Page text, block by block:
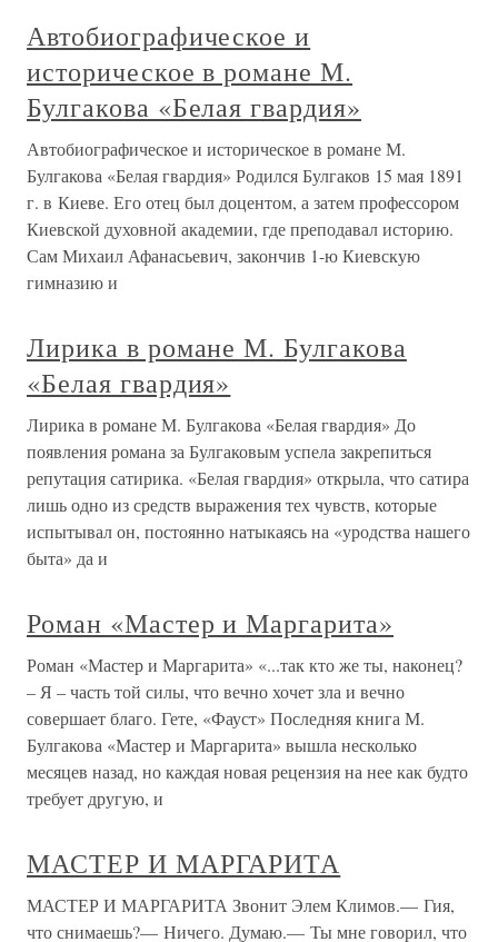
Автобиографическое и
историческое в романе М.
Булгакова «Белая гвардия»
Автобиографическое и историческое в романе М.
Булгакова «Белая гвардия» Родился Булгаков 15 мая 1891
г. в Киеве. Его отец был доцентом, а затем профессором
Киевской духовной академии, где преподавал историю.
Сам Михаил Афанасьевич, закончив 1-ю Киевскую
гимназию и
Лирика в романе М. Булгакова
«Белая гвардия»
Лирика в романе М. Булгакова «Белая гвардия» До
появления романа за Булгаковым успела закрепиться
репутация сатирика. «Белая гвардия» открыла, что сатира
лишь одно из средств выражения тех чувств, которые
испытывал он, постоянно натыкаясь на «уродства нашего
быта» да и
Роман «Мастер и Маргарита»
Роман «Мастер и Маргарита» «...так кто же ты, наконец?
– Я – часть той силы, что вечно хочет зла и вечно
совершает благо. Гете, «Фауст» Последняя книга М.
Булгакова «Мастер и Маргарита» вышла несколько
месяцев назад, но каждая новая рецензия на нее как будто
требует другую, и
МАСТЕР И МАРГАРИТА
МАСТЕР И МАРГАРИТА Звонит Элем Климов.— Гия,
что снимаешь?— Ничего. Думаю.— Ты мне говорил, что